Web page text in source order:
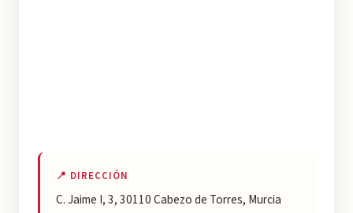
📍 DIRECCIÓN
C. Jaime I, 3, 30110 Cabezo de Torres, Murcia